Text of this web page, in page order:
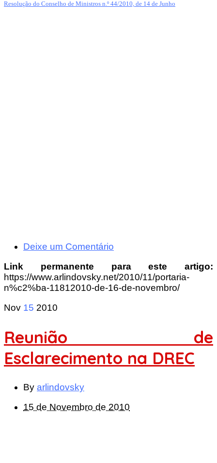
Resolução do Conselho de Ministros n.º 44/2010, de 14 de Junho
Deixe um Comentário
Link permanente para este artigo:
https://www.arlindovsky.net/2010/11/portaria-
n%c2%ba-11812010-de-16-de-novembro/
Nov 15 2010
Reunião de
Esclarecimento na DREC
By arlindovsky
15 de Novembro de 2010